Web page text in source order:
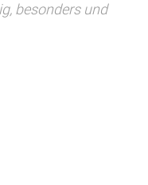
besonders und